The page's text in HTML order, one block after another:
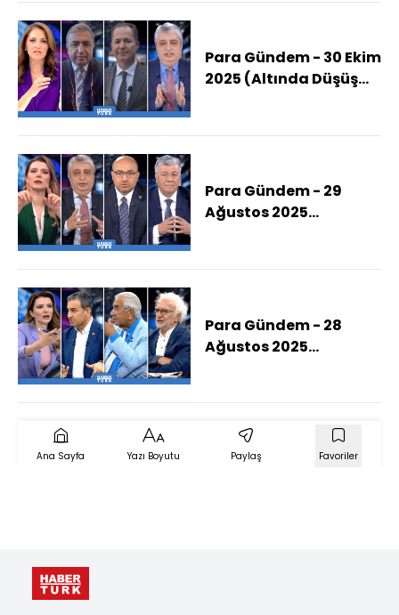
Para Gündem - 30 Ekim
2025 (Altında Düşüş
Para Gündem - 29
Ağustos 2025
Nasıl Bir Düzenleme
Para Gündem - 28
Ağustos 2025
Ana Sayfa Yazı Boyutu Paylaş Favoriler